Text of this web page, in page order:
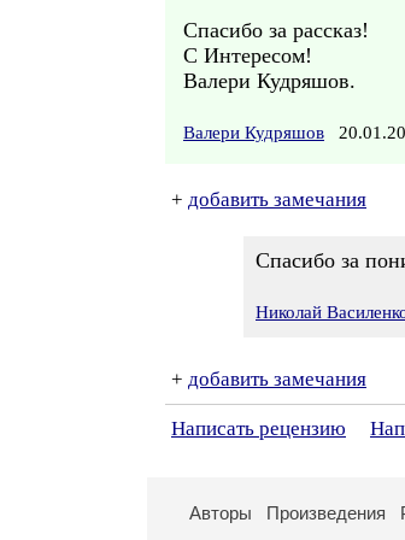
Спасибо за рассказ!
С Интересом!
Валери Кудряшов.
Валери Кудряшов
+ добавить замечания
Спасибо за
Николай
+ добавить замечания
Написать рецензию
Авторы Произведения